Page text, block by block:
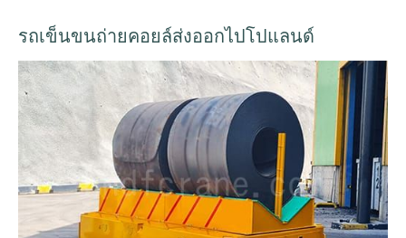
รถเข็นขนถ่ายคอยล์ส่งออกไปโปแลนด์